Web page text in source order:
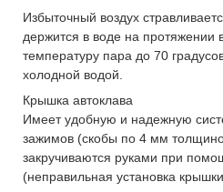
Избыточный воздух
держится в воде на протяжении
температуру пара до 70
холодной водой.
Крышка автоклава
Имеет удобную и надежную
зажимов (скобы по 4 мм
закручиваются руками при
(неправильная установка